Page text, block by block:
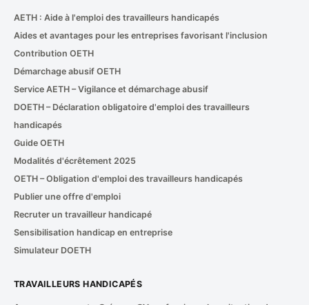
AETH : Aide à l'emploi des travailleurs handicapés
Aides et avantages pour les entreprises favorisant l'inclusion
Contribution OETH
Démarchage abusif OETH
Service AETH – Vigilance et démarchage abusif
DOETH – Déclaration obligatoire d'emploi des travailleurs
handicapés
Guide OETH
Modalités d'écrêtement 2025
OETH – Obligation d'emploi des travailleurs handicapés
Publier une offre d'emploi
Recruter un travailleur handicapé
Sensibilisation handicap en entreprise
Simulateur DOETH
TRAVAILLEURS HANDICAPÉS